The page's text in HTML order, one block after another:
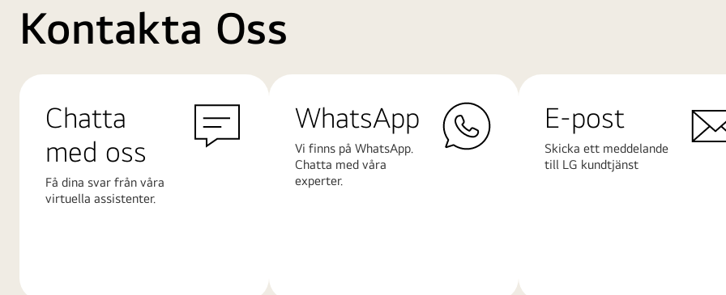
Kontakta Oss
Chatta
med oss
Få dina svar från våra
virtuella assistenter.
WhatsApp
Vi finns på WhatsApp.
Chatta med våra
experter.
E-post
Skicka ett meddelande
till LG kundtjänst